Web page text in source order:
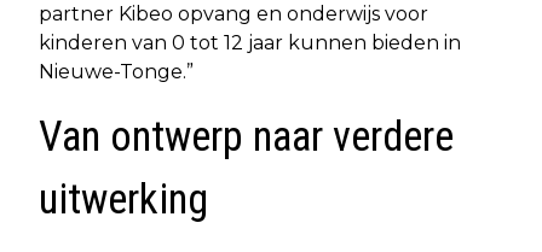
partner Kibeo opvang en onderwijs voor
kinderen van 0 tot 12 jaar kunnen bieden in
Nieuwe-Tonge.”
Van ontwerp naar verdere
uitwerking